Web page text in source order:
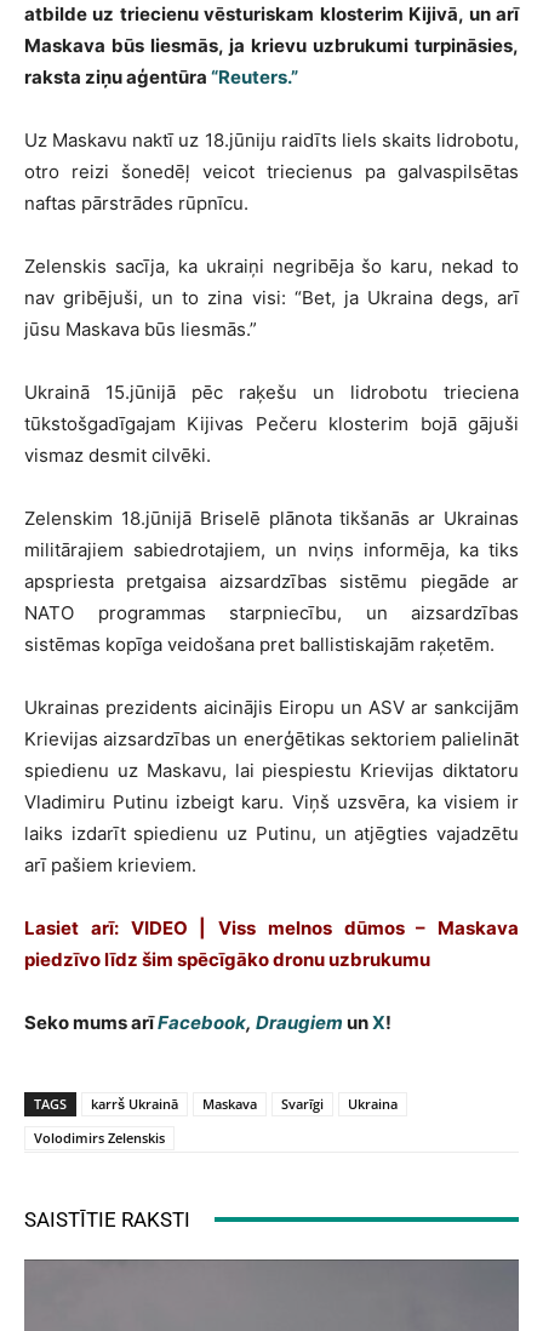
atbilde uz triecienu vēsturiskam klosterim Kijivā, un arī
Maskava būs liesmās, ja krievu uzbrukumi turpināsies,
raksta ziņu aģentūra “Reuters.”
Uz Maskavu naktī uz 18.jūniju raidīts liels skaits lidrobotu,
otro reizi šonedēļ veicot triecienus pa galvaspilsētas
naftas pārstrādes rūpnīcu.
Zelenskis sacīja, ka ukraiņi negribēja šo karu, nekad to
nav gribējuši, un to zina visi: “Bet, ja Ukraina degs, arī
jūsu Maskava būs liesmās.”
Ukrainā 15.jūnijā pēc raķešu un lidrobotu trieciena
tūkstošgadīgajam Kijivas Pečeru klosterim bojā gājuši
vismaz desmit cilvēki.
Zelenskim 18.jūnijā Briselē plānota tikšanās ar Ukrainas
militārajiem sabiedrotajiem, un nviņs informēja, ka tiks
apspriesta pretgaisa aizsardzības sistēmu piegāde ar
NATO programmas starpniecību, un aizsardzības
sistēmas kopīga veidošana pret ballistiskajām raķetēm.
Ukrainas prezidents aicinājis Eiropu un ASV ar sankcijām
Krievijas aizsardzības un enerģētikas sektoriem palielināt
spiedienu uz Maskavu, lai piespiestu Krievijas diktatoru
Vladimiru Putinu izbeigt karu. Viņš uzsvēra, ka visiem ir
laiks izdarīt spiedienu uz Putinu, un atjēgties vajadzētu
arī pašiem krieviem.
Lasiet arī: VIDEO | Viss melnos dūmos – Maskava
piedzīvo līdz šim spēcīgāko dronu uzbrukumu
Seko mums arīFacebook, Draugiem unX!
TAGS karrš Ukrainā Maskava Svarīgi
Ukraina
Volodimirs Zelenskis
SAISTĪTIE RAKSTI